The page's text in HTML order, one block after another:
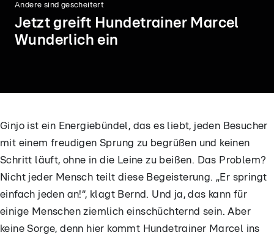
Andere sind gescheitert
Jetzt greift Hundetrainer Marcel
Wunderlich ein
Capper kann sich endlich
ausruhen
Balou und seine
dranbleiben
Ginjo ist ein Energiebündel, das es liebt, jeden Besucher
mit einem freudigen Sprung zu begrüßen und keinen
Schritt läuft, ohne in die Leine zu beißen. Das Problem?
Nicht jeder Mensch teilt diese Begeisterung. „Er springt
einfach jeden an!“, klagt Bernd. Und ja, das kann für
einige Menschen ziemlich einschüchternd sein. Aber
keine Sorge, denn hier kommt Hundetrainer Marcel ins